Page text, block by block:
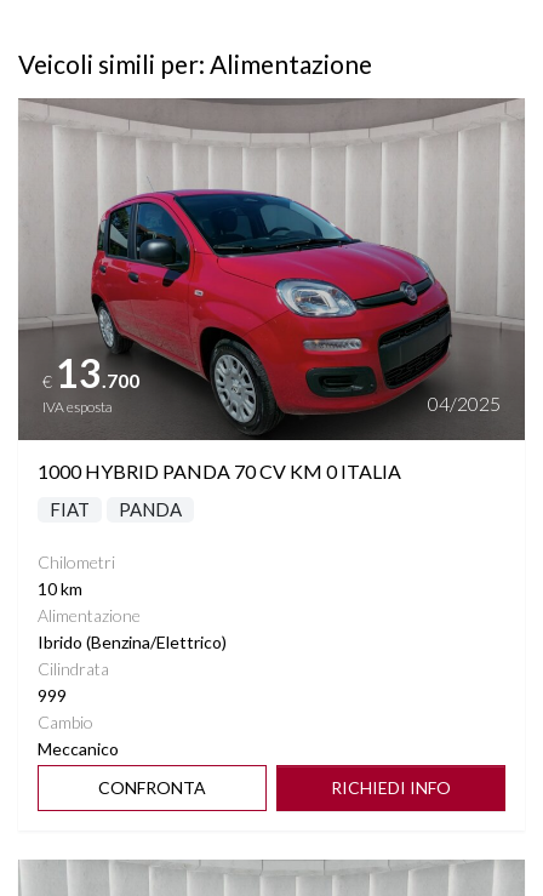
Veicoli simili per: Alimentazione
Vedi dettagli
€ 13 .700
IVA esposta 04/2025
1000 HYBRID PANDA 70 CV KM 0 ITALIA
FIAT PANDA
Chilometri
10 km
Alimentazione
Ibrido (Benzina/Elettrico)
Cilindrata
999
Cambio
Meccanico
CONFRONTA
RICHIEDI INFO
Vedi dettagli